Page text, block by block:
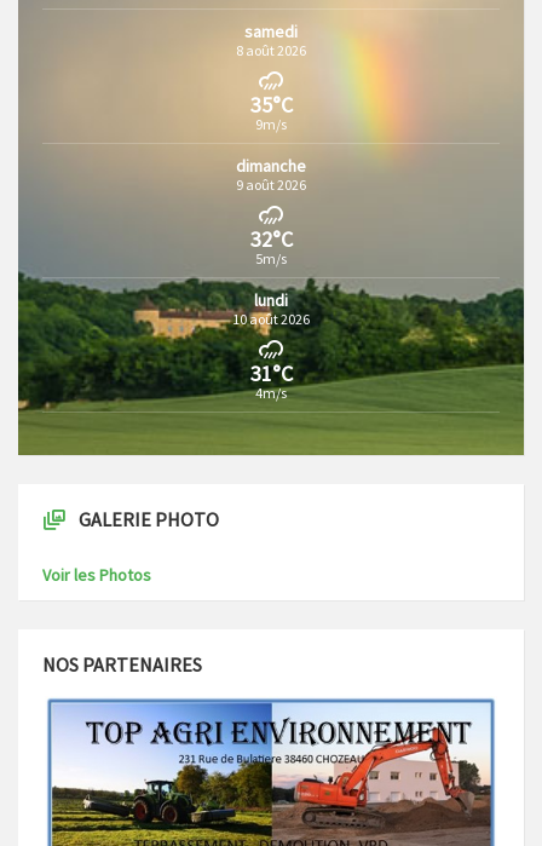
samedi
8 août 2026
35°C
9m/s
dimanche
9 août 2026
32°C
5m/s
lundi
10 août 2026
31°C
4m/s
GALERIE PHOTO
Voir les Photos
NOS PARTENAIRES